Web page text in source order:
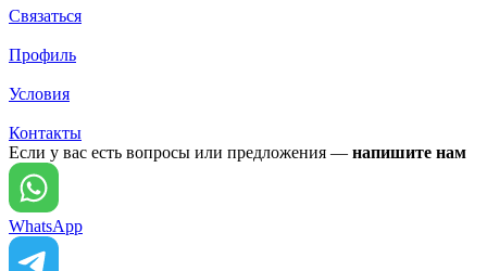
Связаться
Профиль
Условия
Контакты
Если у вас есть вопросы или предложения — напишите нам
WhatsApp